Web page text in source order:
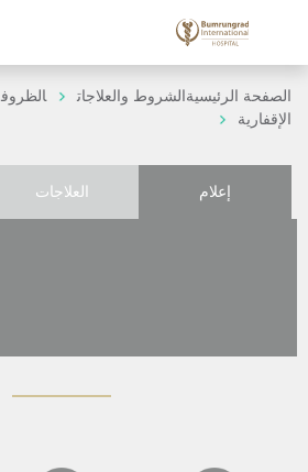
الصفحة الرئيسيةالشروط والعلاجات الظروف
الإقفارية
إعلام العلاجات